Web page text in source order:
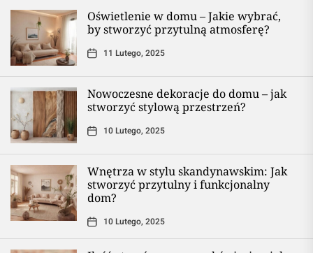
Oświetlenie w domu – Jakie wybrać,
by stworzyć przytulną atmosferę?
11 Lutego, 2025
Nowoczesne dekoracje do domu – jak
stworzyć stylową przestrzeń?
10 Lutego, 2025
Wnętrza w stylu skandynawskim: Jak
stworzyć przytulny i funkcjonalny
dom?
10 Lutego, 2025